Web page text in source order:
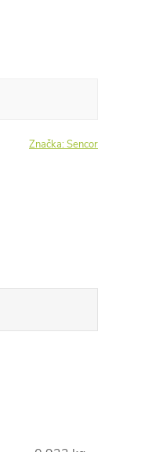
Značka:Sencor